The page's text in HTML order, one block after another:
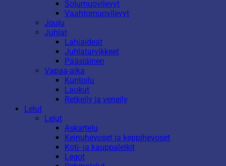
Solumuovilevyt
Vaahtomuovilevyt
Joulu
Juhlat
Lahjaideat
Juhlatarvikkeet
Pääsiäinen
Vapaa-aika
Kuntoilu
Laukut
Retkeily ja veneily
Lelut
Lelut
Askartelu
Keinuhevoset ja keppihevoset
Koti- ja kauppaleikit
Legot